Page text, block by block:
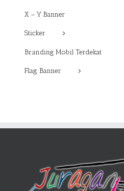
X – Y Banner
Sticker
Branding Mobil Terdekat
Flag Banner